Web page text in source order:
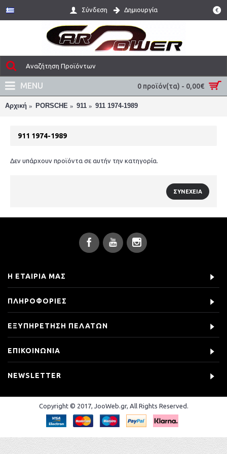
€
Σύνδεση Δημιουργία
0 προϊόν(τα) - 0,00€
MENU
Αρχική PORSCHE 911 911 1974-1989
911 1974-1989
Δεν υπάρχουν προϊόντα σε αυτήν την κατηγορία.
ΣΥΝΈΧΕΙΑ
Η ΕΤΑΙΡΊΑ ΜΑΣ
ΠΛΗΡΟΦΟΡΊΕΣ
ΕΞΥΠΗΡΈΤΗΣΗ ΠΕΛΑΤΏΝ
ΕΠΙΚΟΙΝΩΝΊΑ
NEWSLETTER
Copyright © 2017, JooWeb.gr, All Rights Reserved.